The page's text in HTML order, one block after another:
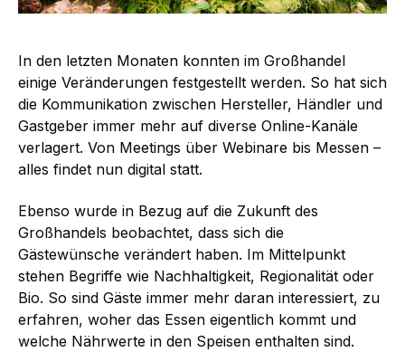
In den letzten Monaten konnten im Großhandel
einige Veränderungen festgestellt werden. So hat sich
die Kommunikation zwischen Hersteller, Händler und
Gastgeber immer mehr auf diverse Online-Kanäle
verlagert. Von Meetings über Webinare bis Messen –
alles findet nun digital statt.
Ebenso wurde in Bezug auf die Zukunft des
Großhandels beobachtet, dass sich die
Gästewünsche verändert haben. Im Mittelpunkt
stehen Begriffe wie Nachhaltigkeit, Regionalität oder
Bio. So sind Gäste immer mehr daran interessiert, zu
erfahren, woher das Essen eigentlich kommt und
welche Nährwerte in den Speisen enthalten sind.